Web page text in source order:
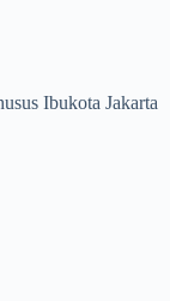
Ibukota Jakarta